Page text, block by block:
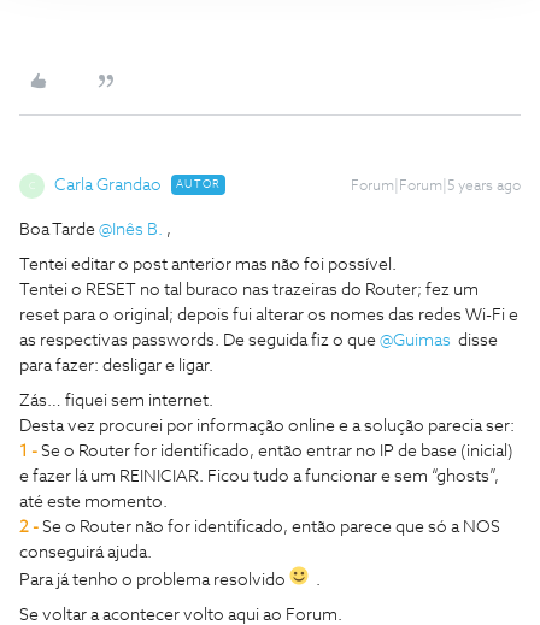
Carla Grandao AUTOR Forum|Forum|5 years ago
Boa Tarde @Inês B. ,
Tentei editar o post anterior mas não foi possível.
Tentei o RESET no tal buraco nas trazeiras do Router; fez um
reset para o original; depois fui alterar os nomes das redes Wi-Fi e
as respectivas passwords. De seguida fiz o que @Guimas disse
para fazer: desligar e ligar.
Zás… fiquei sem internet.
Desta vez procurei por informação online e a solução parecia ser:
1 - Se o Router for identificado, então entrar no IP de base (inicial)
e fazer lá um REINICIAR. Ficou tudo a funcionar e sem “ghosts”,
até este momento.
2 - Se o Router não for identificado, então parece que só a NOS
conseguirá ajuda.
Para já tenho o problema resolvido
.
Se voltar a acontecer volto aqui ao Forum.